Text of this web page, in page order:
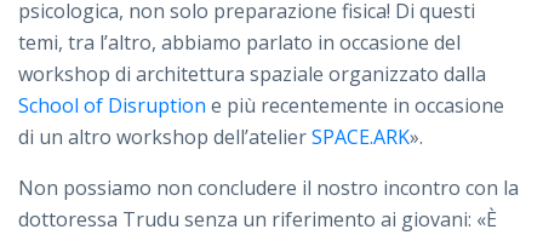
psicologica, non solo preparazione fisica! Di questi
temi, tra l’altro, abbiamo parlato in occasione del
workshop di architettura spaziale organizzato dalla
School of Disruption e più recentemente in occasione
di un altro workshop dell’atelierSPACE.ARK».
Non possiamo non concludere il nostro incontro con la
dottoressa Trudu senza un riferimento ai giovani: «È